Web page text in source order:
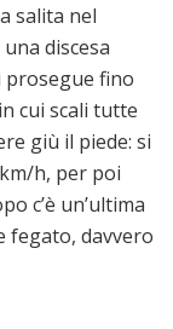
salita nel
discesa
prosegue fino
cui scali tutte
giù il piede: si
h, per poi
c’è un’ultima
fegato, davvero